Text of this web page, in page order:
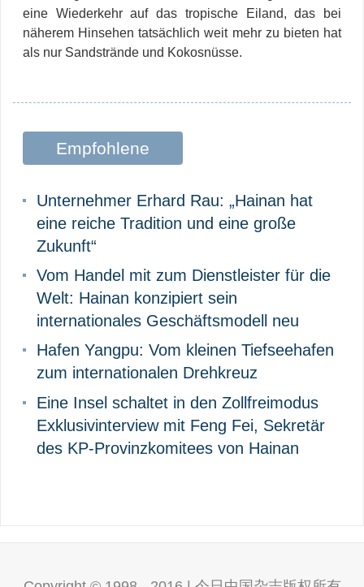
eine Wiederkehr auf das tropische Eiland, das bei
näherem Hinsehen tatsächlich weit mehr zu bieten hat
als nur Sandstrände und Kokosnüsse.
Empfohlene
Unternehmer Erhard Rau: „Hainan hat
eine reiche Tradition und eine große
Zukunft“
Vom Handel mit zum Dienstleister für die
Welt: Hainan konzipiert sein
internationales Geschäftsmodell neu
Hafen Yangpu: Vom kleinen Tiefseehafen
zum internationalen Drehkreuz
Eine Insel schaltet in den Zollfreimodus
Exklusivinterview mit Feng Fei, Sekretär
des KP-Provinzkomitees von Hainan